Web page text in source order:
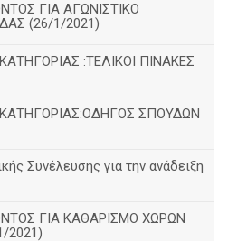
ΓΙΑ ΑΓΩΝΙΣΤΙΚΟ
(26/1/2021)
:ΤΕΛΙΚΟΙ ΠΙΝΑΚΕΣ
ΣΠΟΥΔΩΝ
Συνέλευσης για την ανάδειξη
ΓΙΑ ΚΑΘΑΡΙΣΜΟ ΧΩΡΩΝ
2021)